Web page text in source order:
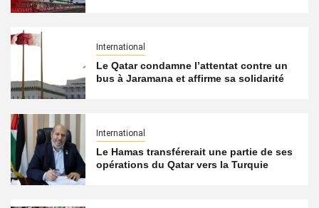
International
Le Qatar condamne l’attentat contre un
bus à Jaramana et affirme sa solidarité
International
Le Hamas transférerait une partie de ses
opérations du Qatar vers la Turquie